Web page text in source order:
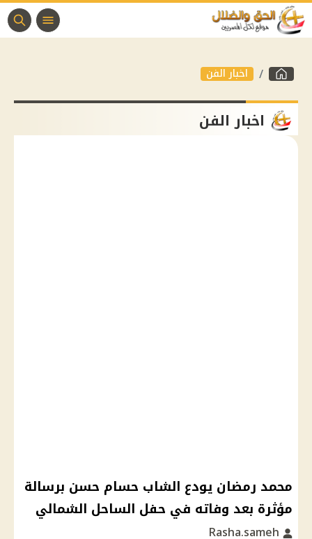
اخبار الفن
اخبار الفن
محمد رمضان يودع الشاب حسام حسن برسالة
مؤثرة بعد وفاته في حفل الساحل الشمالي